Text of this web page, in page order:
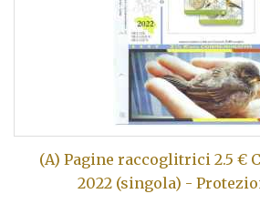
(A) Pagine raccoglitrici 2.5 €
2022 (singola) -